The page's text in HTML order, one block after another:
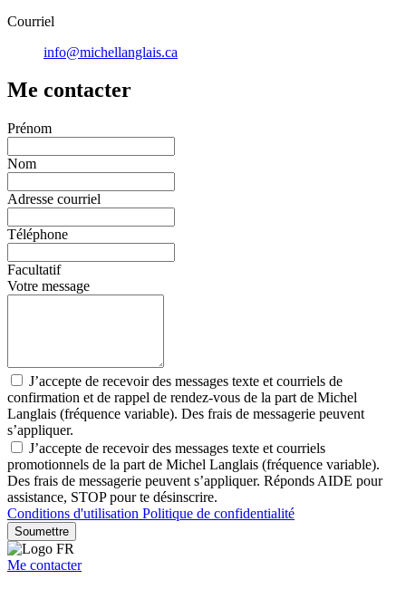
Courriel
info@michellanglais.ca
Me contacter
Prénom
Nom
Adresse courriel
Téléphone
Facultatif
Votre message
J’accepte de recevoir des messages texte et courriels de
confirmation et de rappel de rendez-vous de la part de Michel
Langlais (fréquence variable). Des frais de messagerie peuvent
s’appliquer.
J’accepte de recevoir des messages texte et courriels
promotionnels de la part de Michel Langlais (fréquence variable).
Des frais de messagerie peuvent s’appliquer. Réponds AIDE pour
assistance, STOP pour te désinscrire.
Conditions d'utilisation Politique de confidentialité
Soumettre
Me contacter